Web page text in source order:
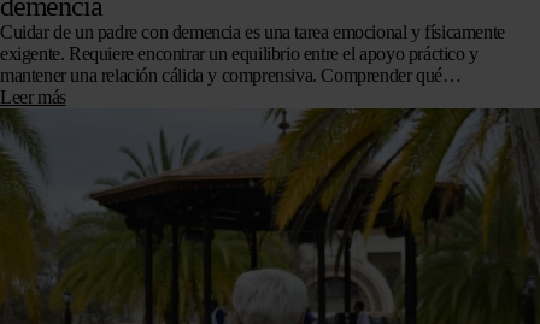
demencia
Cuidar de un padre con demencia es una tarea emocional y físicamente
exigente. Requiere encontrar un equilibrio entre el apoyo práctico y
mantener una relación cálida y comprensiva. Comprender qué…
Leer más